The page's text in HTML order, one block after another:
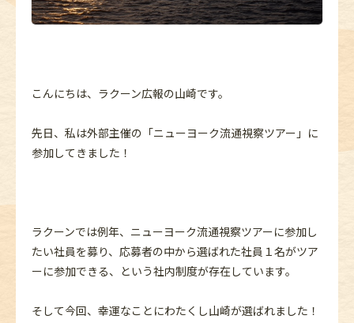
こんにちは、ラクーン広報の山崎です。
先日、私は外部主催の「ニューヨーク流通視察ツアー」に
参加してきました！
ラクーンでは例年、ニューヨーク流通視察ツアーに参加し
たい社員を募り、応募者の中から選ばれた社員１名がツア
ーに参加できる、という社内制度が存在しています。
そして今回、幸運なことにわたくし山崎が選ばれました！